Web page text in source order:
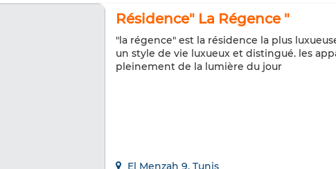
Résidence" La Régence "
"la régence" est la résidence la plus
un style de vie luxueux et distingué. les
pleinement de la lumière du jour
El Menzah 9, Tunis